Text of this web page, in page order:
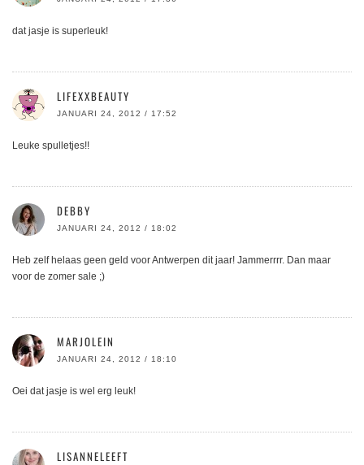
dat jasje is superleuk!
LIFEXXBEAUTY
JANUARI 24, 2012 / 17:52
Leuke spulletjes!!
DEBBY
JANUARI 24, 2012 / 18:02
Heb zelf helaas geen geld voor Antwerpen dit jaar! Jammerrrr. Dan maar
voor de zomer sale ;)
MARJOLEIN
JANUARI 24, 2012 / 18:10
Oei dat jasje is wel erg leuk!
LISANNELEEFT